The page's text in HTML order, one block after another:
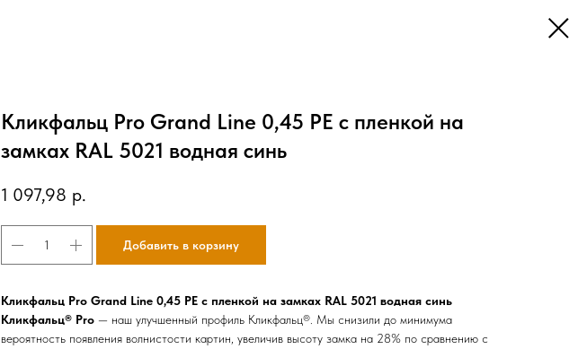
Кликфальц Pro Grand Line 0,45 PE с пленкой на
замках RAL 5021 водная синь
1 097,98 р.
Добавить в корзину
Кликфальц Pro Grand Line 0,45 PE с пленкой на замках RAL 5021 водная синь
Кликфальц® Pro — наш улучшенный профиль Кликфальц®. Мы снизили до минимума
вероятность появления волнистости картин, увеличив высоту замка на 28% по сравнению с